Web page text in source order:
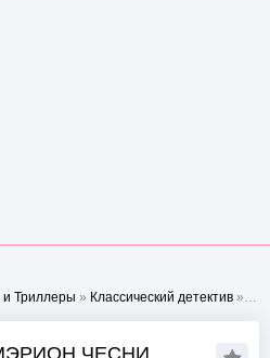
и Триллеры » Классический детектив » Смерть чужака - Мэрион Чесни Гиббонс
ЧЕСНИ